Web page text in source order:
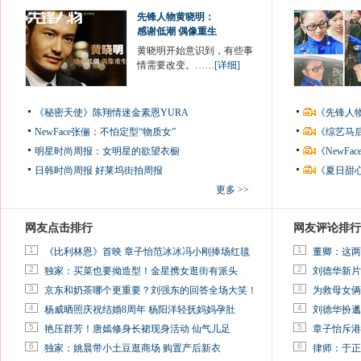
先锋人物黄晓明：
感谢低潮 偶像重生
黄晓明开始意识到，有些事
情需要改变。……[详细]
《秘密天使》陈翔情迷金素恩YURA
NewFace张俪：不怕定型“物质女”
明星时尚周报：女明星的欲望衣橱
日韩时尚周报 好莱坞街拍周报
更多 >>
《先锋
《综艺
《
《夏日
网友点击排行
1 《比利林恩》首映 章子怡范冰冰冯小刚捧场红毯
2 独家：买菜也要拗造型！金星携女逛街有派头
3 京东和奶茶哪个更重要？刘强东的回答全场大笑！
4 杨威晒照庆祝结婚8周年 杨阳洋轻抚妈妈孕肚
5 艳压群芳！唐嫣修身长裙现身活动 仙气儿足
6 独家：姚晨带小土豆逛商场 购置产后新衣
网友评论排行
1 董卿：这
2 刘德华新
3 为救母女
4 刘德华扮
5 章子怡斥
6 律师：于